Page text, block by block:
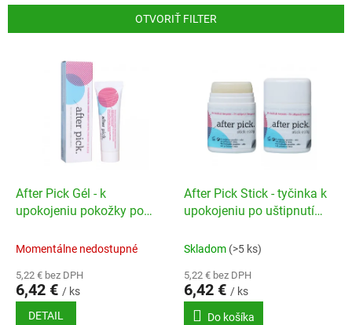
p
OTVORIŤ FILTER
After Pick Gél - k
upokojeniu pokožky po
Momentálne nedostupné
5,22 € bez DPH
6,42 € / ks
DETAIL
After Pick Stick - tyčinka k
upokojeniu po uštipnutí
Skladom (>5 ks)
5,22 € bez DPH
6,42 € / ks
Do košíka